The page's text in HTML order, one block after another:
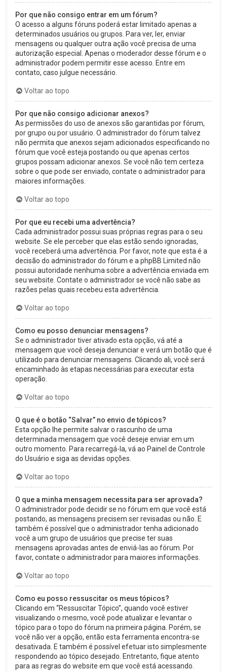
Por que não consigo entrar em um fórum?
O acesso a alguns fóruns poderá estar limitado apenas a
determinados usuários ou grupos. Para ver, ler, enviar
mensagens ou qualquer outra ação você precisa de uma
autorização especial. Apenas o moderador desse fórum e o
administrador podem permitir esse acesso. Entre em
contato, caso julgue necessário.
Voltar ao topo
Por que não consigo adicionar anexos?
As permissões do uso de anexos são garantidas por fórum,
por grupo ou por usuário. O administrador do fórum talvez
não permita que anexos sejam adicionados especificando no
fórum que você esteja postando ou que apenas certos
grupos possam adicionar anexos. Se você não tem certeza
sobre o que pode ser enviado, contate o administrador para
maiores informações.
Voltar ao topo
Por que eu recebi uma advertência?
Cada administrador possui suas próprias regras para o seu
website. Se ele perceber que elas estão sendo ignoradas,
você receberá uma advertência. Por favor, note que esta é a
decisão do administrador do fórum e a phpBB Limited não
possui autoridade nenhuma sobre a advertência enviada em
seu website. Contate o administrador se você não sabe as
razões pelas quais recebeu esta advertência.
Voltar ao topo
Como eu posso denunciar mensagens?
Se o administrador tiver ativado esta opção, vá até a
mensagem que você deseja denunciar e verá um botão que é
utilizado para denunciar mensagens. Clicando ali, você será
encaminhado às etapas necessárias para executar esta
operação.
Voltar ao topo
O que é o botão “Salvar” no envio de tópicos?
Esta opção lhe permite salvar o rascunho de uma
determinada mensagem que você deseje enviar em um
outro momento. Para recarregá-la, vá ao Painel de Controle
do Usuário e siga as devidas opções.
Voltar ao topo
O que a minha mensagem necessita para ser aprovada?
O administrador pode decidir se no fórum em que você está
postando, as mensagens precisem ser revisadas ou não. E
também é possível que o administrador tenha adicionado
você a um grupo de usuários que precise ter suas
mensagens aprovadas antes de enviá-las ao fórum. Por
favor, contate o administrador para maiores informações.
Voltar ao topo
Como eu posso ressuscitar os meus tópicos?
Clicando em “Ressuscitar Tópico”, quando você estiver
visualizando o mesmo, você pode atualizar e levantar o
tópico para o topo do fórum na primeira página. Porém, se
você não ver a opção, então esta ferramenta encontra-se
desativada. E também é possível efetuar isto simplesmente
respondendo ao tópico desejado. Entretanto, fique atento
para as regras do website em que você está acessando.